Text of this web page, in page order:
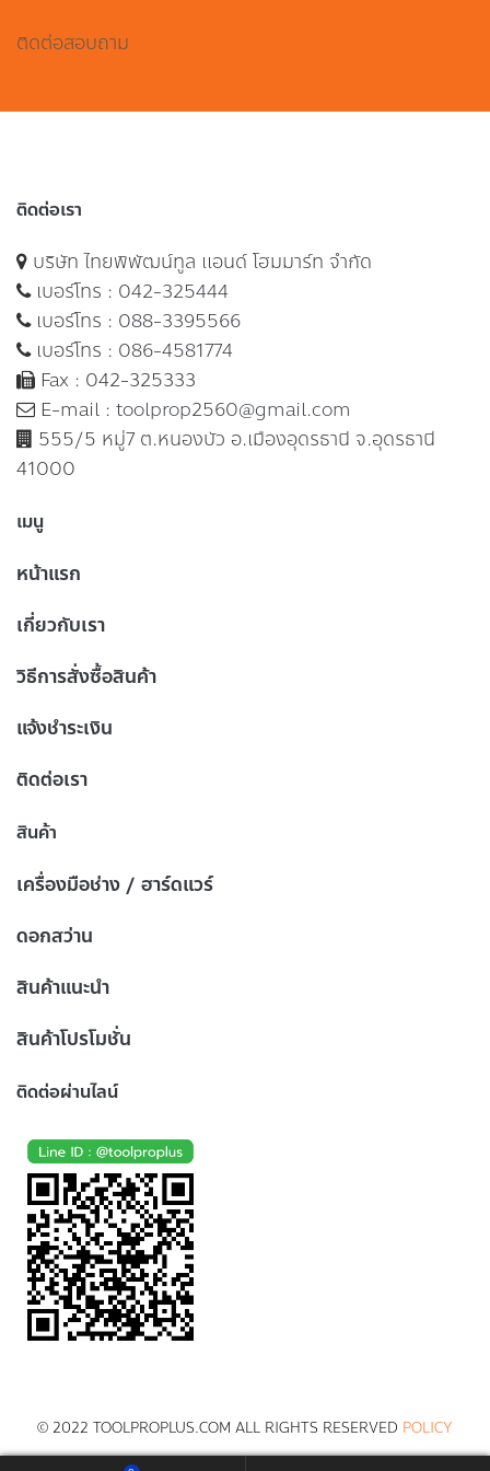
ติดต่อสอบถาม
ติดต่อเรา
บริษัท ไทยพิพัฒน์ทูล แอนด์ โฮมมาร์ท จำกัด
เบอร์โทร : 042-325444
เบอร์โทร : 088-3395566
เบอร์โทร : 086-4581774
Fax : 042-325333
E-mail : toolprop2560@gmail.com
555/5 หมู่7 ต.หนองบัว อ.เมืองอุดรธานี จ.อุดรธานี
41000
เมนู
หน้าแรก
เกี่ยวกับเรา
วิธีการสั่งซื้อสินค้า
แจ้งชำระเงิน
ติดต่อเรา
สินค้า
เครื่องมือช่าง / ฮาร์ดแวร์
ดอกสว่าน
สินค้าแนะนำ
สินค้าโปรโมชั่น
ติดต่อผ่านไลน์
© 2022 TOOLPROPLUS.COM ALL RIGHTS RESERVED POLICY